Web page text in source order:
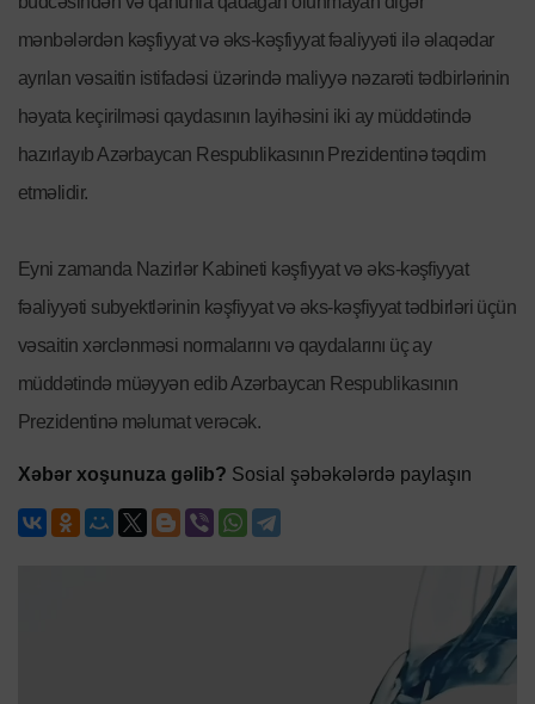
mənbələrdən kəşfiyyat və əks-kəşfiyyat fəaliyyəti ilə əlaqədar
ayrılan vəsaitin istifadəsi üzərində maliyyə nəzarəti tədbirlərinin
həyata keçirilməsi qaydasının layihəsini iki ay müddətində
hazırlayıb Azərbaycan Respublikasının Prezidentinə təqdim
etməlidir.
Eyni zamanda Nazirlər Kabineti kəşfiyyat və əks-kəşfiyyat
fəaliyyəti subyektlərinin kəşfiyyat və əks-kəşfiyyat tədbirləri üçün
vəsaitin xərclənməsi normalarını və qaydalarını üç ay
müddətində müəyyən edib Azərbaycan Respublikasının
Prezidentinə məlumat verəcək.
Xəbər xoşunuza gəlib? Sosial şəbəkələrdə paylaşın